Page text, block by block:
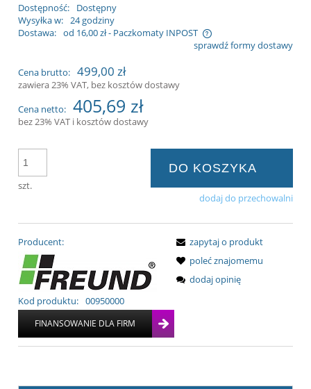
Dostępność:
Dostępny
Wysyłka w:
24 godziny
Dostawa: od 16,00 zł- Paczkomaty INPOST
płatności
sprawdź formy dostawy
Cena brutto: 499,00 zł
zawiera 23% VAT, bez kosztów dostawy
Cena netto: 405,69 zł
bez 23% VAT i kosztów dostawy
szt.
DO KOSZYKA
dodaj do przechowalni
Producent:
Kod produktu: 00950000
zapytaj o produkt
poleć znajomemu
dodaj opinię